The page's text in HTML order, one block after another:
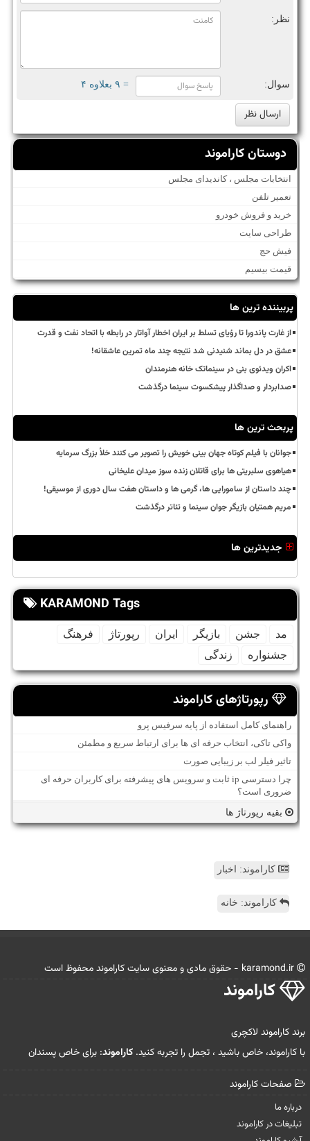
نظر:
سوال: = ۹ بعلاوه ۴
دوستان کاراموند
انتخابات مجلس ، کاندیدای مجلس
تعمیر تلفن
خرید و فروش خودرو
طراحی سایت
فیش حج
قیمت بیسیم
پربیننده ترین ها
از غارت پاندورا تا رؤیای تسلط بر ایران اخطار آواتار در رابطه با اتحاد نفت و قدرت
عشق در دل بماند شنیدنی شد نتیجه چند ماه تمرین عاشقانه!
اکران ویدئوی بنی در سینماتک خانه هنرمندان
صدابردار و صداگذار پیشکسوت سینما درگذشت
پربحث ترین ها
جوانان با فیلم کوتاه جهان بینی خویش را تصویر می کنند خلأ بزرگ سرمایه
هیاهوی سلبریتی ها برای قاتلان زنده سوز میدان علیخانی
چند داستان از سامورایی ها، گرمی ها و داستان هفت سال دوری از موسیقی!
مریم همتیان بازیگر جوان سینما و تئاتر درگذشت
جدیدترین ها
KARAMOND Tags
مد جشن بازیگر ایران رپورتاژ
فرهنگ
جشنواره
زندگی
رپورتاژهای کاراموند
راهنمای کامل استفاده از پایه سرفیس پرو
واکی تاکی، انتخاب حرفه ای ها برای ارتباط سریع و مطمئن
تاثیر فیلر لب بر زیبایی صورت
چرا دسترسی ip ثابت و سرویس های پیشرفته برای کاربران حرفه ای
ضروری است؟
بقیه رپورتاژ ها
کاراموند: اخبار
کاراموند: خانه
كاراموند
برند کاراموند لاکچری
با کاراموند، خاص باشید ، تجمل را تجربه کنید. کاراموند: برای خاص پسندان
صفحات كاراموند
درباره ما
تبلیغات در كاراموند